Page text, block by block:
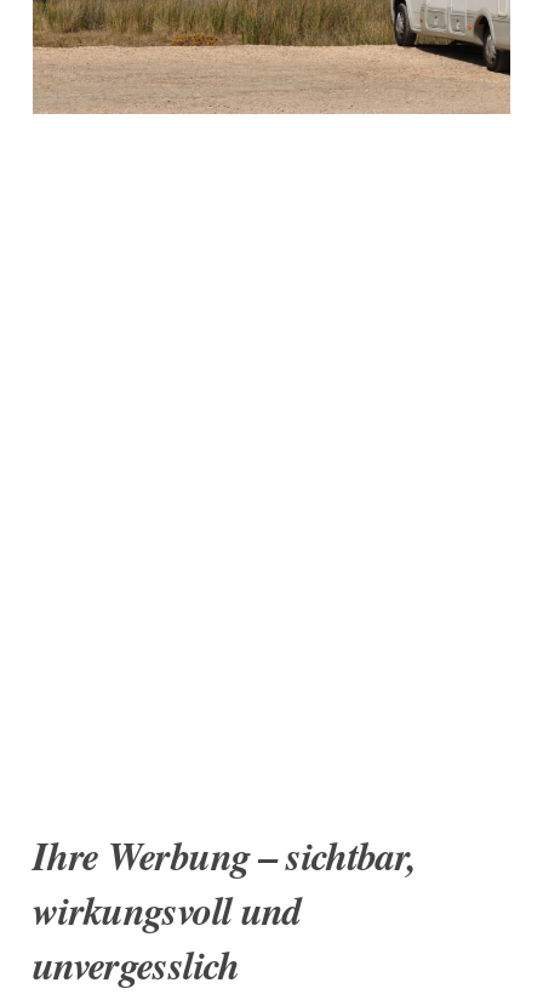
Ihre Werbung – sichtbar,
wirkungsvoll und
unvergesslich